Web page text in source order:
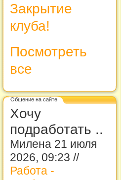
Закрытие
клуба!
Посмотреть
все
Общение на сайте
Хочу
подработать ..
Милена 21 июля
2026, 09:23 //
Работа -